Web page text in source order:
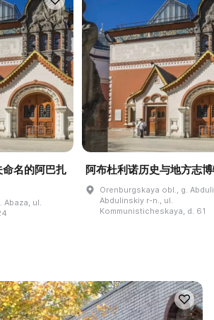
命名的阿巴扎
Abaza, ul.
阿布杜利诺历史与地方志
Orenburgskaya obl., g.
Abdulinskiy r-n., ul.
Kommunisticheskaya, d. 61